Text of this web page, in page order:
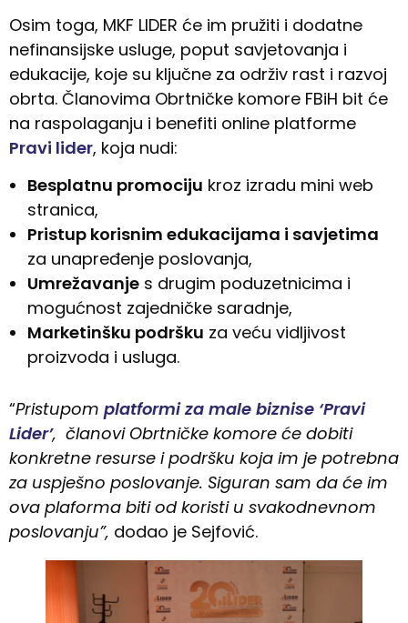
Osim toga, MKF LIDER će im pružiti i dodatne
nefinansijske usluge, poput savjetovanja i
edukacije, koje su ključne za održiv rast i razvoj
obrta. Članovima Obrtničke komore FBiH bit će
na raspolaganju i benefiti online platforme
Pravi lider, koja nudi:
Besplatnu promociju kroz izradu mini web
stranica,
Pristup korisnim edukacijama i savjetima
za unapređenje poslovanja,
Umrežavanje s drugim poduzetnicima i
mogućnost zajedničke saradnje,
Marketinšku podršku za veću vidljivost
proizvoda i usluga.
“Pristupom platformi za male biznise ‘Pravi
Lider’, članovi Obrtničke komore će dobiti
konkretne resurse i podršku koja im je potrebna
za uspješno poslovanje. Siguran sam da će im
ova plaforma biti od koristi u svakodnevnom
poslovanju”, dodao je Sejfović.